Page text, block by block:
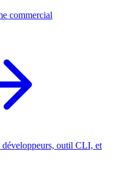
commercial
outil CLI, et